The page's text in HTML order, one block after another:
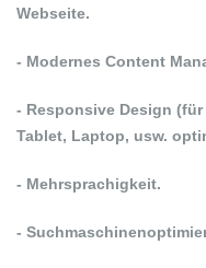
Webseite.
- Modernes Content
- Responsive Design
Tablet, Laptop, usw.
- Mehrsprachigkeit.
-